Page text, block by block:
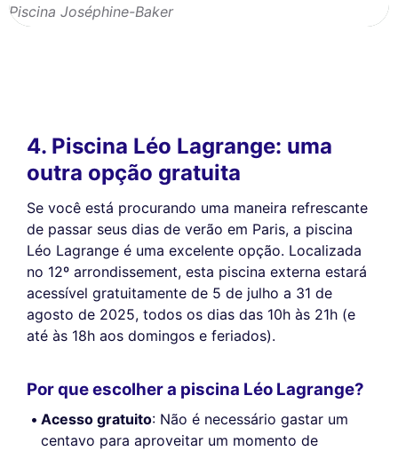
Piscina Joséphine-Baker
4. Piscina Léo Lagrange: uma
outra opção gratuita
Se você está procurando uma maneira refrescante
de passar seus dias de verão em Paris, a piscina
Léo Lagrange é uma excelente opção. Localizada
no 12º arrondissement, esta piscina externa estará
acessível gratuitamente de 5 de julho a 31 de
agosto de 2025, todos os dias das 10h às 21h (e
até às 18h aos domingos e feriados).
Por que escolher a piscina Léo Lagrange?
Acesso gratuito: Não é necessário gastar um
centavo para aproveitar um momento de